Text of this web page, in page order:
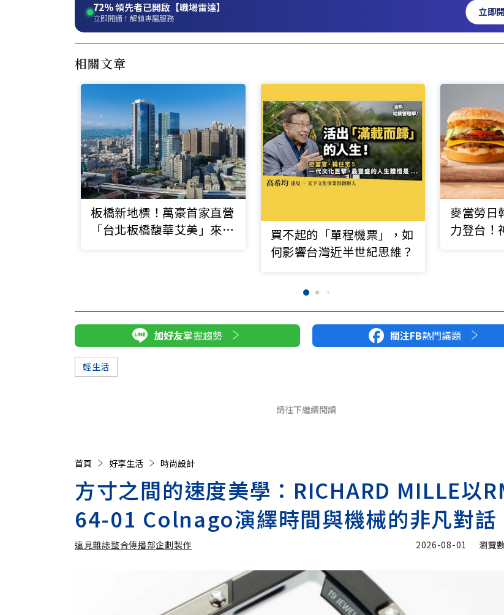
72%領先者已開啟【職場雷達】
立即開通！解鎖專屬服務
立即
相關文章
板橋新地標！萬豪首家直營
「台北板橋馥華艾美」來
買不起的「單程機票」，如
何影響台灣近半世紀思維？
麥當勞日
力登台！
加好友掌握趨勢 關注FB熱門議題
輕生活
請往下繼續閱讀
首頁 好享生活 時尚設計
方寸之間的速度美學：RICHARD MILLE以
64-01 Colnago演繹時間與機械的非凡對話
遠見雜誌整合傳播部企劃製作
遠見雜誌整合傳播部企劃製作 加入追蹤
2026-08-01 瀏覽